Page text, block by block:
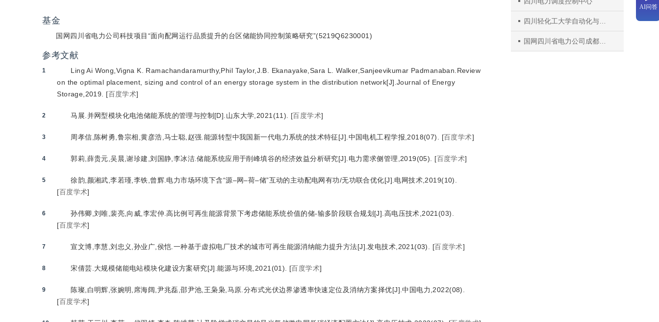
基金
国网四川省电力公司科技项目“面向配网运行品质提升的台区储能协同控制策略研究”(5219Q6230001)
参考文献
1
Ling Ai Wong,Vigna K. Ramachandaramurthy,Phil Taylor,J.B. Ekanayake,Sara L. Walker,Sanjeevikumar Padmanaban.Review
on the optimal placement, sizing and control of an energy storage system in the distribution network[J].Journal of Energy
Storage,2019.
[百度学术]
2 马展.并网型模块化电池储能系统的管理与控制[D].山东大学,2021(11). [百度学术]
3 周孝信,陈树勇,鲁宗相,黄彦浩,马士聪,赵强.能源转型中我国新一代电力系统的技术特征[J].中国电机工程学报,2018(07). [百度学术]
4 郭莉,薛贵元,吴晨,谢珍建,刘国静,李冰洁.储能系统应用于削峰填谷的经济效益分析研究[J].电力需求侧管理,2019(05). [百度学术]
5
徐韵,颜湘武,李若瑾,李铁,曾辉.电力市场环境下含“源–网–荷–储”互动的主动配电网有功/无功联合优化[J].电网技术,2019(10).
[百度学术]
6
孙伟卿,刘唯,裴亮,向威,李宏仲.高比例可再生能源背景下考虑储能系统价值的储-输多阶段联合规划[J].高电压技术,2021(03).
[百度学术]
7 宣文博,李慧,刘忠义,孙业广,侯恺.一种基于虚拟电厂技术的城市可再生能源消纳能力提升方法[J].发电技术,2021(03). [百度学术]
8 宋倩芸.大规模储能电站模块化建设方案研究[J].能源与环境,2021(01). [百度学术]
9
陈璨,白明辉,张婉明,席海阔,尹兆磊,邵尹池,王枭枭,马原.分布式光伏边界渗透率快速定位及消纳方案择优[J].中国电力,2022(08).
[百度学术]
四川轻化工大学自动化与信息工程学院
国网四川省电力公司成都供电公司
AI问答